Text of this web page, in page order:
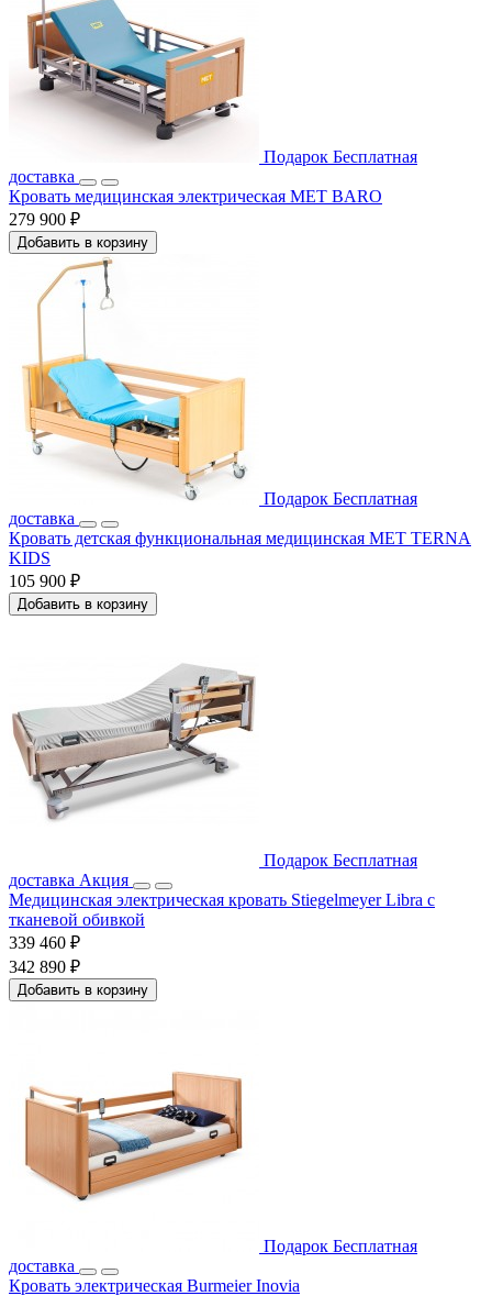
Подарок Бесплатная
доставка
Кровать медицинская электрическая MET BARO
279 900 ₽
Добавить в корзину
Подарок Бесплатная
доставка
Кровать детская функциональная медицинская MET TERNA
KIDS
105 900 ₽
Добавить в корзину
Подарок Бесплатная
доставка Акция
Медицинская электрическая кровать Stiegelmeyer Libra с
тканевой обивкой
339 460 ₽
342 890 ₽
Добавить в корзину
Подарок Бесплатная
доставка
Кровать электрическая Burmeier Inovia